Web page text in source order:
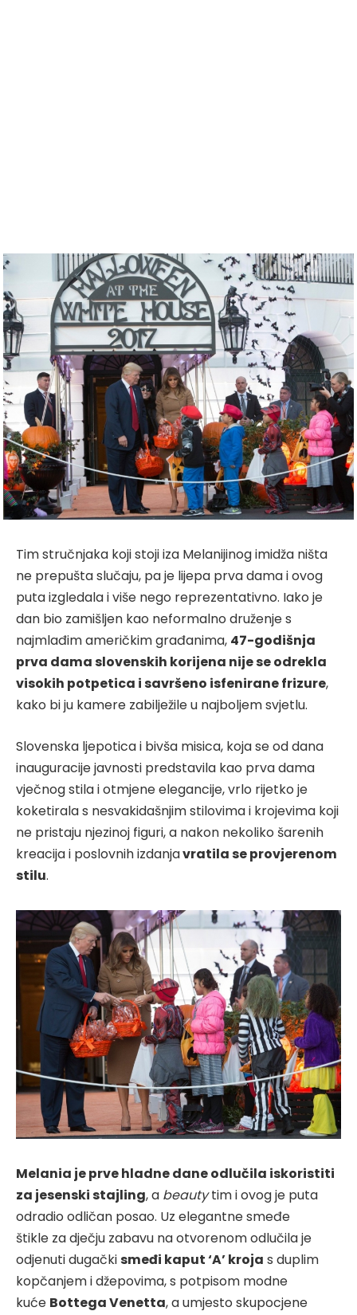
Tim stručnjaka koji stoji iza Melanijinog imidža ništa
ne prepušta slučaju, pa je lijepa prva dama i ovog
puta izgledala i više nego reprezentativno. Iako je
dan bio zamišljen kao neformalno druženje s
najmlađim američkim građanima, 47-godišnja
prva dama slovenskih korijena nije se odrekla
visokih potpetica i savršeno isfenirane frizure,
kako bi ju kamere zabilježile u najboljem svjetlu.
Slovenska ljepotica i bivša misica, koja se od dana
inauguracije javnosti predstavila kao prva dama
vječnog stila i otmjene elegancije, vrlo rijetko je
koketirala s nesvakidašnjim stilovima i krojevima koji
ne pristaju njezinoj figuri, a nakon nekoliko šarenih
kreacija i poslovnih izdanjavratila se provjerenom
stilu.
Melania je prve hladne dane odlučila iskoristiti
za jesenski stajling, a beautytim i ovog je puta
odradio odličan posao. Uz elegantne smeđe
štikle za dječju zabavu na otvorenom odlučila je
odjenuti dugačkismeđi kaput ‘A’ kroja s duplim
kopčanjem i džepovima, s potpisom modne
kuće Bottega Venetta, a umjesto skupocjene